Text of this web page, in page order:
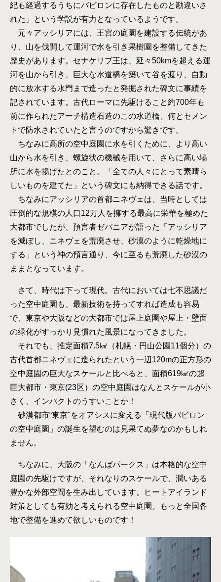
紀も経過するうちにバビロンに存在したものと勘違いさ
れた」という学説が有力となっているようです。
元々アッシリアには、王宮の庭園を建設する伝統があ
り、山を伐開して運河で水を引き果樹園を整備してきた
歴史があります。セナケリブ王は、延々50kmを超える運
河を山から引き、巨大な水道橋を築いて谷を渡り、自動
的に放水する水門まで造ったと発掘された碑文に事績を
記されています。古代ローマに先駆けること約700年も
前に作られたアーチ構造石造のこの水道橋、何とセメン
トで防水されていたと言うのですから驚きです。
ちなみに高所の空中庭園に水を引くために、より高い
山から水を引き、螺旋状の機械を用いて、さらに高い場
所に水を揚げたとのこと。「全ての人々にとって素晴ら
しいものを建てた」という碑文にも納得できる話です。
ちなみにアッシリアの首都ニネヴェは、当時としては
圧倒的な規模の人口12万人を擁する最高に栄華を極めた
大都市でしたが、預言者ゼパニアが語った「アッシリア
を滅ぼし、ニネヴェを荒廃させ、砂漠のように乾燥地に
する」という神の預言通り、今に至るも荒廃した砂漠の
ままとなっています。
さて、時代は下って現代。古代においては七不思議だ
った空中庭園も、最新技術を持ってすれば造成も容易
で、東京や大阪などの大都市では屋上庭園や屋上・壁面
の緑化がすっかり見慣れた風景になってきました。
それでも、推定面積7.5㎢（札幌・円山公園11個分）の
古代首都ニネヴェに造られたという一辺120mの正方形の
空中庭園の巨大なスケールと比べると、面積619㎢の超
巨大都市・東京(23区）の空中庭園はなんとスケールが小
さく、インパクトのうすいことか！
砂漠都市“東京"をオアシスに変える「現代版バビロン
の空中庭園」の誕生を望むのは見果てぬ夢なのかもしれ
ません。
ちなみに、大阪の「なんばパークス」は本格的な空中
庭園の先駆けですが、それなりのスケールで、潤いある
豊かな外部空間を生み出しています。ヒートアイランド
対策としても有効と考えられる空中庭園。もっと全国各
地で整備を進めて欲しいものです！